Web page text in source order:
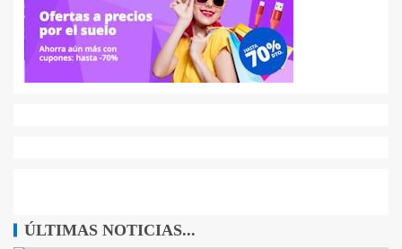
ÚLTIMAS NOTICIAS...